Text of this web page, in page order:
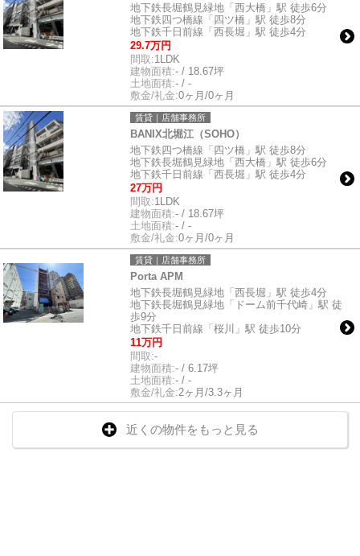
地下鉄長堀鶴見緑地「西大橋」駅 徒歩6分
地下鉄四つ橋線「四ツ橋」駅 徒歩8分
地下鉄千日前線「西長堀」駅 徒歩4分
29.7万円
間取:1LDK
建物面積:- / 18.67坪
土地面積:- / -
敷金/礼金:0ヶ月/0ヶ月
賃貸｜店舗事務所
BANIX北堀江（SOHO）
地下鉄四つ橋線「四ツ橋」駅 徒歩8分
地下鉄長堀鶴見緑地「西大橋」駅 徒歩6分
地下鉄千日前線「西長堀」駅 徒歩4分
27万円
間取:1LDK
建物面積:- / 18.67坪
土地面積:- / -
敷金/礼金:0ヶ月/0ヶ月
賃貸｜店舗事務所
Porta APM
地下鉄長堀鶴見緑地「西長堀」駅 徒歩4分
地下鉄長堀鶴見緑地「ドーム前千代崎」駅 徒
歩9分
地下鉄千日前線「桜川」駅 徒歩10分
11万円
間取:-
建物面積:- / 6.17坪
土地面積:- / -
敷金/礼金:2ヶ月/3.3ヶ月
近くの物件をもっと見る